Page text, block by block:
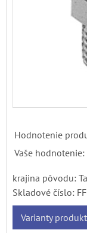
Hodnotenie
Vaše hodnotenie:
krajina pôvodu:
Skladové číslo:
Varianty